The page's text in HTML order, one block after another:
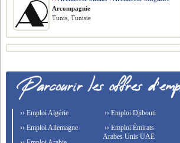
Arcompagnie
Tunis, Tunisie
›› Emploi Algérie
›› Emploi Allemagne
›› Emploi Djibouti
›› Emploi Émirats
Arabes Unis UAE